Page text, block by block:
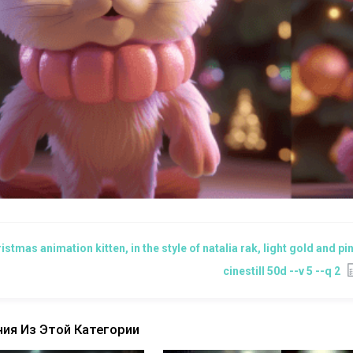
animation kitten, in the style of natalia rak, light gold and
cinestill 50d --v 5 --q 2
Из Этой Категории